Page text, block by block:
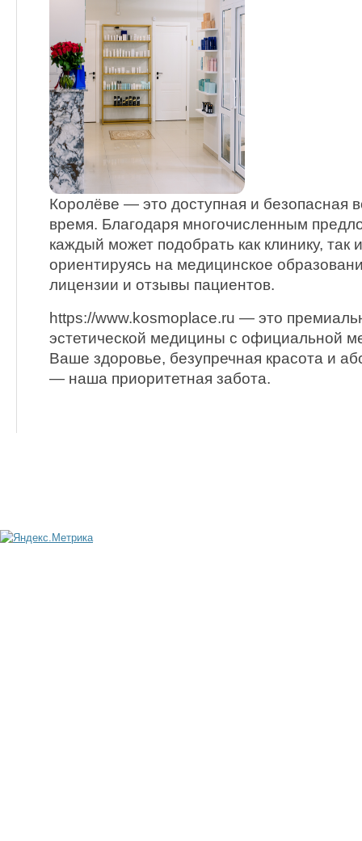
Королёве — это доступная и безопасная
время. Благодаря многочисленным
каждый может подобрать как клинику, так
ориентируясь на медицинское
лицензии и отзывы пациентов.
https://www.kosmoplace.ru — это
эстетической медицины с официальной
Ваше здоровье, безупречная красота и
— наша приоритетная забота.